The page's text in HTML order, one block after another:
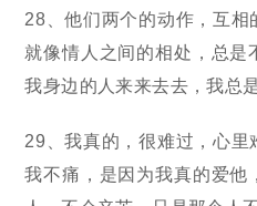
28、他们两个的动作，互相
就像情人之间的相处，总是
我身边的人来来去去，我总
29、我真的，很难过，心里
我不痛，是因为我真的爱他